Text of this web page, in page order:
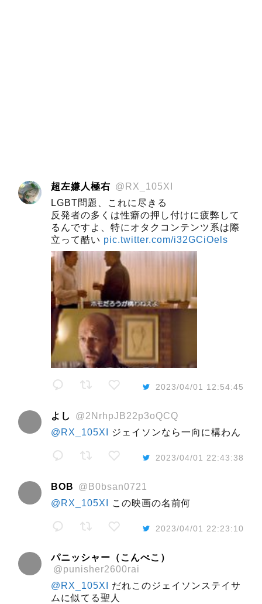
超左嫌人極右 @RX_105XI
LGBT問題、これに尽きる
反発者の多くは性癖の押し付けに疲弊して
るんですよ、特にオタクコンテンツ系は際
立って酷い pic.twitter.com/i32GCiOels
2023/04/01 12:54:45
よし
@2NrhpJB22p3oQCQ
@RX_105XI
ジェイソンなら一向に構わん
2023/04/01 22:43:38
BOB
@B0bsan0721
@RX_105XI
この映画の名前何
2023/04/01 22:23:10
パニッシャー（こんぺこ）
@punisher2600rai
@RX_105XI
だれこのジェイソンステイサ
ムに似てる聖人